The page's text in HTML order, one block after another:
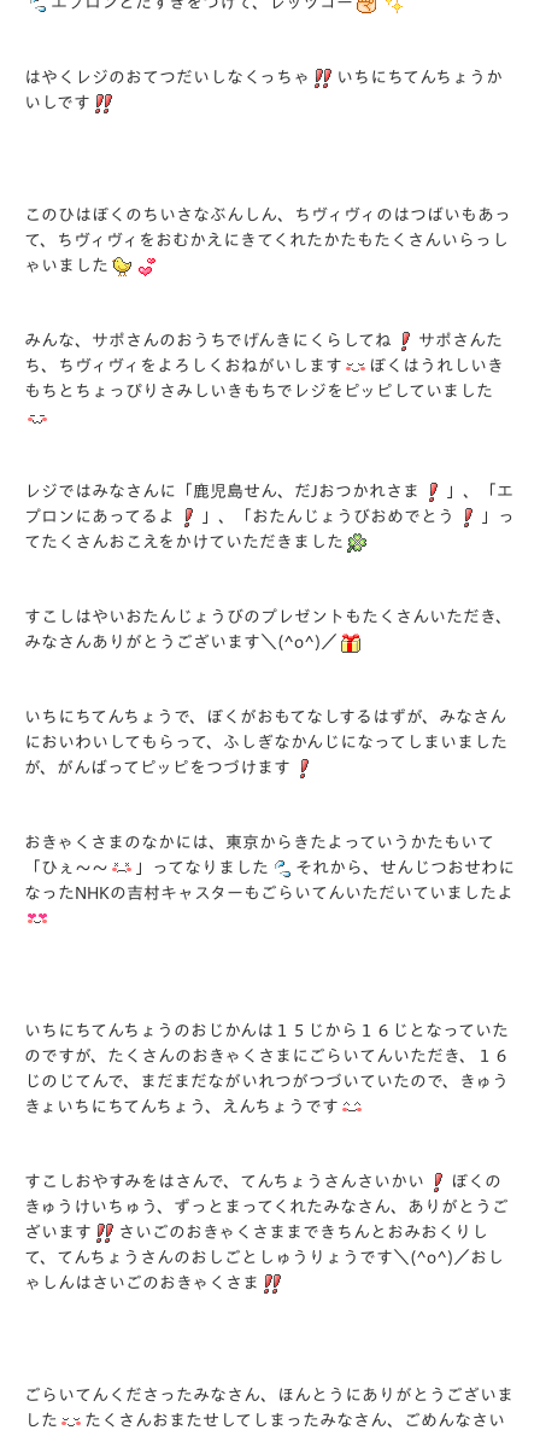
はやくレジのおてつだいしなくっちゃ
いちにちてんちょうか
いしです
このひはぼくのちいさなぶんしん、ちヴィヴィのはつばいもあっ
て、ちヴィヴィをおむかえにきてくれたかたもたくさんいらっし
ゃいました
みんな、サポさんのおうちでげんきにくらしてね
サポさんた
ち、ちヴィヴィをよろしくおねがいします
ぼくはうれしいき
もちとちょっぴりさみしいきもちでレジをピッピしていました
レジではみなさんに「鹿児島せん、だJおつかれさま
」、「エ
プロンにあってるよ
」、「おたんじょうびおめでとう
」っ
てたくさんおこえをかけていただきました
すこしはやいおたんじょうびのプレゼントもたくさんいただき、
みなさんありがとうございます＼(^o^)／
いちにちてんちょうで、ぼくがおもてなしするはずが、みなさん
においわいしてもらって、ふしぎなかんじになってしまいました
が、がんばってピッピをつづけます
おきゃくさまのなかには、東京からきたよっていうかたもいて
「ひぇ～～
」ってなりました
それから、せんじつおせわに
なったNHKの吉村キャスターもごらいてんいただいていましたよ
いちにちてんちょうのおじかんは１５じから１６じとなっていた
のですが、たくさんのおきゃくさまにごらいてんいただき、１６
じのじてんで、まだまだながいれつがつづいていたので、きゅう
きょいちにちてんちょう、えんちょうです
すこしおやすみをはさんで、てんちょうさんさいかい
ぼくの
きゅうけいちゅう、ずっとまってくれたみなさん、ありがとうご
ざいます
さいごのおきゃくさままできちんとおみおくりし
て、てんちょうさんのおしごとしゅうりょうです＼(^o^)／おし
ゃしんはさいごのおきゃくさま
ごらいてんくださったみなさん、ほんとうにありがとうございま
した
たくさんおまたせしてしまったみなさん、ごめんなさい